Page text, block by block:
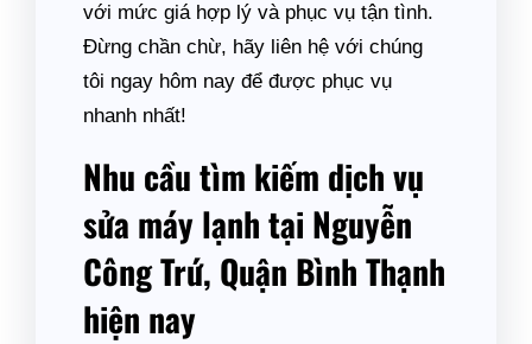
với mức giá hợp lý và phục vụ tận tình.
Đừng chần chừ, hãy liên hệ với chúng
tôi ngay hôm nay để được phục vụ
nhanh nhất!
Nhu cầu tìm kiếm dịch vụ
sửa máy lạnh tại Nguyễn
Công Trứ, Quận Bình Thạnh
hiện nay